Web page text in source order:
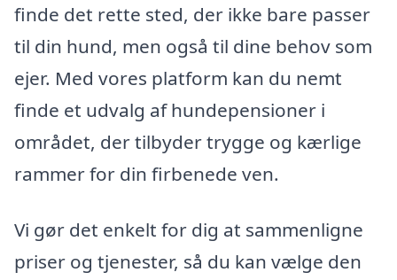
finde det rette sted, der ikke bare passer
til din hund, men også til dine behov som
ejer. Med vores platform kan du nemt
finde et udvalg af hundepensioner i
området, der tilbyder trygge og kærlige
rammer for din firbenede ven.
Vi gør det enkelt for dig at sammenligne
priser og tjenester, så du kan vælge den